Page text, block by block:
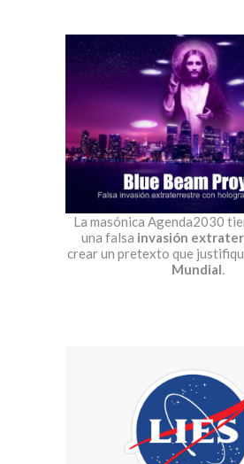
La masónica Agenda2030
una falsa invasión
crear un pretexto que
Mundial.